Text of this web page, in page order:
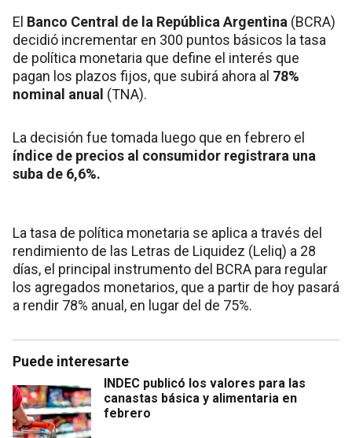
El Banco Central de la República Argentina (BCRA)
decidió incrementar en 300 puntos básicos la tasa
de política monetaria que define el interés que
pagan los plazos fijos, que subirá ahora al 78%
nominal anual (TNA).
La decisión fue tomada luego que en febrero el
índice de precios al consumidor registrara una
suba de 6,6%.
La tasa de política monetaria se aplica a través del
rendimiento de las Letras de Liquidez (Leliq) a 28
días, el principal instrumento del BCRA para regular
los agregados monetarios, que a partir de hoy pasará
a rendir 78% anual, en lugar del de 75%.
Puede interesarte
INDEC publicó los valores para las
canastas básica y alimentaria en
febrero